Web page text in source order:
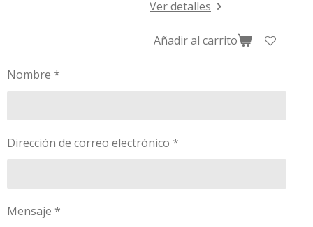
Ver detalles
Añadir al carrito
Nombre *
Dirección de correo electrónico *
Mensaje *